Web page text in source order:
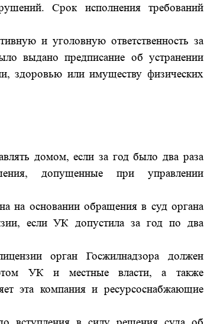
Срок исполнения требований
и уголовную ответственность за
выдано предписание об устранении
здоровью или имуществу физических
домом, если за год было два раза
допущенные при управлении
на основании обращения в суд органа
если УК допустила за год по два
орган Госжилнадзора должен
этом УК и местные власти, а также
эта компания и ресурсоснабжающие